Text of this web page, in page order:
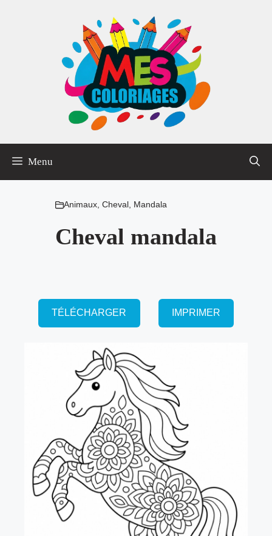
Menu
Animaux, Cheval, Mandala
Cheval mandala
TÉLÉCHARGER IMPRIMER